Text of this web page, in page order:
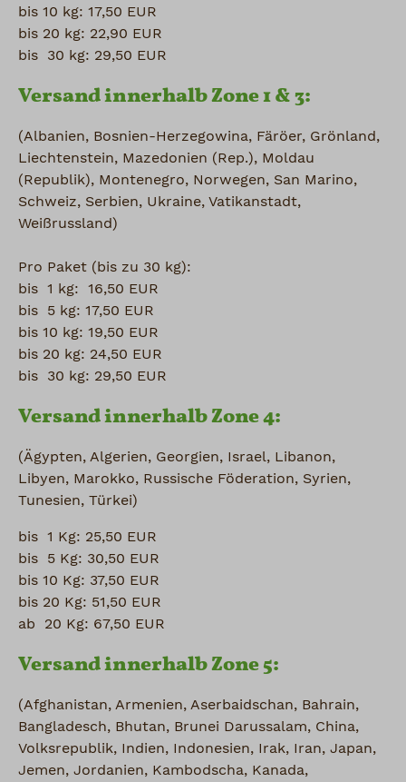
bis 10 kg: 17,50 EUR
bis 20 kg: 22,90 EUR
bis 30 kg: 29,50 EUR
Versand innerhalb Zone 1 & 3:
(Albanien, Bosnien-Herzegowina, Färöer, Grönland,
Liechtenstein, Mazedonien (Rep.), Moldau
(Republik), Montenegro, Norwegen, San Marino,
Schweiz, Serbien, Ukraine, Vatikanstadt,
Weißrussland)
Pro Paket (bis zu 30 kg):
bis 1 kg: 16,50 EUR
bis 5 kg: 17,50 EUR
bis 10 kg: 19,50 EUR
bis 20 kg: 24,50 EUR
bis 30 kg: 29,50 EUR
Versand innerhalb Zone 4:
(Ägypten, Algerien, Georgien, Israel, Libanon,
Libyen, Marokko, Russische Föderation, Syrien,
Tunesien, Türkei)
bis 1 Kg: 25,50 EUR
bis 5 Kg: 30,50 EUR
bis 10 Kg: 37,50 EUR
bis 20 Kg: 51,50 EUR
ab 20 Kg: 67,50 EUR
Versand innerhalb Zone 5:
(Afghanistan, Armenien, Aserbaidschan, Bahrain,
Bangladesch, Bhutan, Brunei Darussalam, China,
Volksrepublik, Indien, Indonesien, Irak, Iran, Japan,
Jemen, Jordanien, Kambodscha, Kanada,